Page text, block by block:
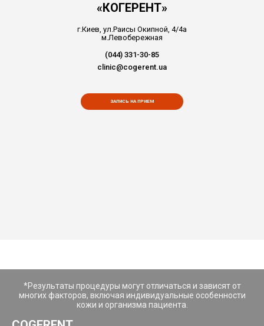
«КОГЕРЕНТ»
г.Киев, ул.Раисы Окипной, 4/4а
м.Левобережная
(044) 331-30-85
clinic@cogerent.ua
ЗАПИСЬ НА ПРИЕМ
*Результаты процедуры могут отличаться и зависят от
многих факторов, включая индивидуальные особенности
кожи и организма пациента.